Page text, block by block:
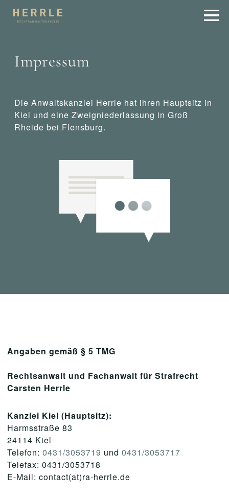
Impressum
Die Anwaltskanzlei Herrle hat ihren Hauptsitz in
Kiel und eine Zweigniederlassung in Groß
Rheide bei Flensburg.
Angaben gemäß § 5 TMG
Rechtsanwalt und Fachanwalt für Strafrecht
Carsten Herrle
Kanzlei Kiel (Hauptsitz):
Harmsstraße 83
24114 Kiel
Telefon: 0431/3053719 und 0431/3053717
Telefax: 0431/3053718
E-Mail: contact(at)ra-herrle.de